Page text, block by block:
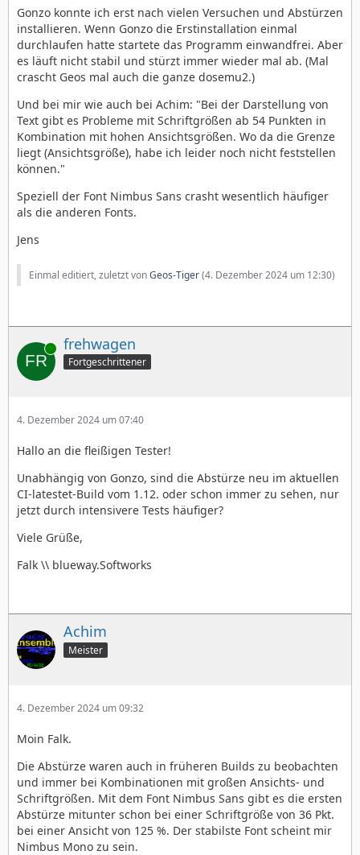
Gonzo konnte ich erst nach vielen Versuchen und Abstürzen
installieren. Wenn Gonzo die Erstinstallation einmal
durchlaufen hatte startete das Programm einwandfrei. Aber
es läuft nicht stabil und stürzt immer wieder mal ab. (Mal
crascht Geos mal auch die ganze dosemu2.)
Und bei mir wie auch bei Achim: "Bei der Darstellung von
Text gibt es Probleme mit Schriftgrößen ab 54 Punkten in
Kombination mit hohen Ansichtsgrößen. Wo da die Grenze
liegt (Ansichtsgröße), habe ich leider noch nicht feststellen
können."
Speziell der Font Nimbus Sans crasht wesentlich häufiger
als die anderen Fonts.
Jens
Einmal editiert, zuletzt vonGeos-Tiger(4. Dezember 2024 um 12:30)
Online frehwagen
Fortgeschrittener
4. Dezember 2024 um 07:40
Hallo an die fleißigen Tester!
Unabhängig von Gonzo, sind die Abstürze neu im aktuellen
CI-latestet-Build vom 1.12. oder schon immer zu sehen, nur
jetzt durch intensivere Tests häufiger?
Viele Grüße,
Falk \\ blueway.Softworks
Achim
Meister
4. Dezember 2024 um 09:32
Moin Falk.
Die Abstürze waren auch in früheren Builds zu beobachten
und immer bei Kombinationen mit großen Ansichts- und
Schriftgrößen. Mit dem Font Nimbus Sans gibt es die ersten
Abstürze mitunter schon bei einer Schriftgröße von 36 Pkt.
bei einer Ansicht von 125 %. Der stabilste Font scheint mir
Nimbus Mono zu sein.